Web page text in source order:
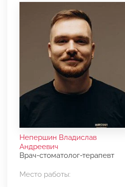
Непершин Владислав
Андреевич
Врач-стоматолог-терапевт
Место работы: